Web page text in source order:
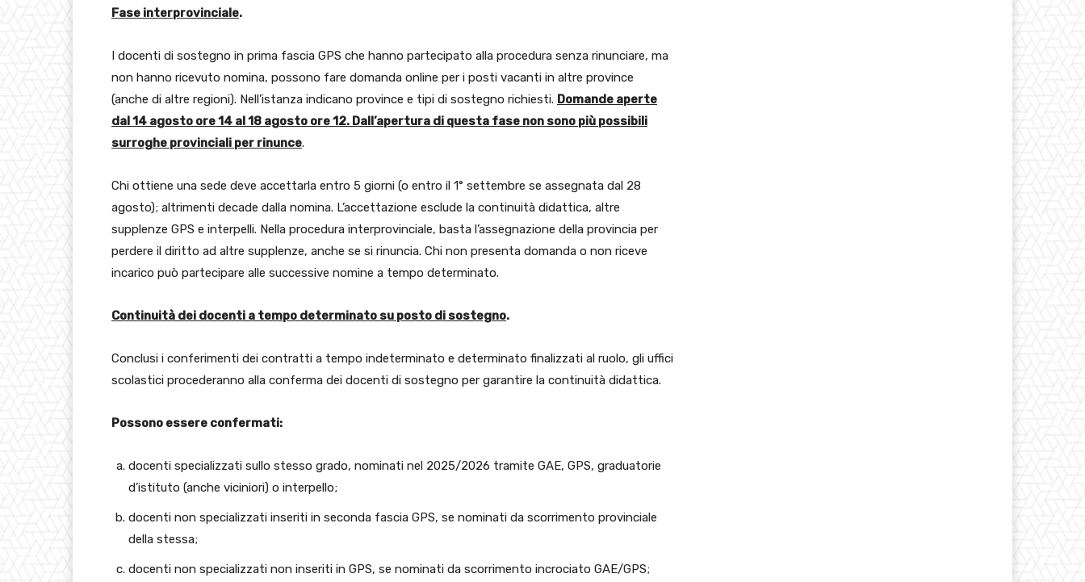
Fase interprovinciale.
I docenti di sostegno in prima fascia GPS che hanno partecipato alla procedura senza rinunciare, ma
non hanno ricevuto nomina, possono fare domanda online per i posti vacanti in altre province
(anche di altre regioni). Nell’istanza indicano province e tipi di sostegno richiesti. Domande aperte
dal 14 agosto ore 14 al 18 agosto ore 12. Dall’apertura di questa fase non sono più possibili
surroghe provinciali per rinunce.
Chi ottiene una sede deve accettarla entro 5 giorni (o entro il 1° settembre se assegnata dal 28
agosto); altrimenti decade dalla nomina. L’accettazione esclude la continuità didattica, altre
supplenze GPS e interpelli. Nella procedura interprovinciale, basta l’assegnazione della provincia per
perdere il diritto ad altre supplenze, anche se si rinuncia. Chi non presenta domanda o non riceve
incarico può partecipare alle successive nomine a tempo determinato.
Continuità dei docenti a tempo determinato su posto di sostegno.
Conclusi i conferimenti dei contratti a tempo indeterminato e determinato finalizzati al ruolo, gli uffici
scolastici procederanno alla conferma dei docenti di sostegno per garantire la continuità didattica.
Possono essere confermati:
docenti specializzati sullo stesso grado, nominati nel 2025/2026 tramite GAE, GPS, graduatorie
d’istituto (anche viciniori) o interpello;
docenti non specializzati inseriti in seconda fascia GPS, se nominati da scorrimento provinciale
della stessa;
docenti non specializzati non inseriti in GPS, se nominati da scorrimento incrociato GAE/GPS;